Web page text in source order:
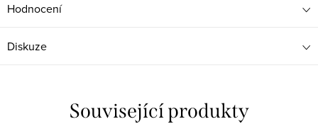
Hodnocení
Diskuze
Související produkty